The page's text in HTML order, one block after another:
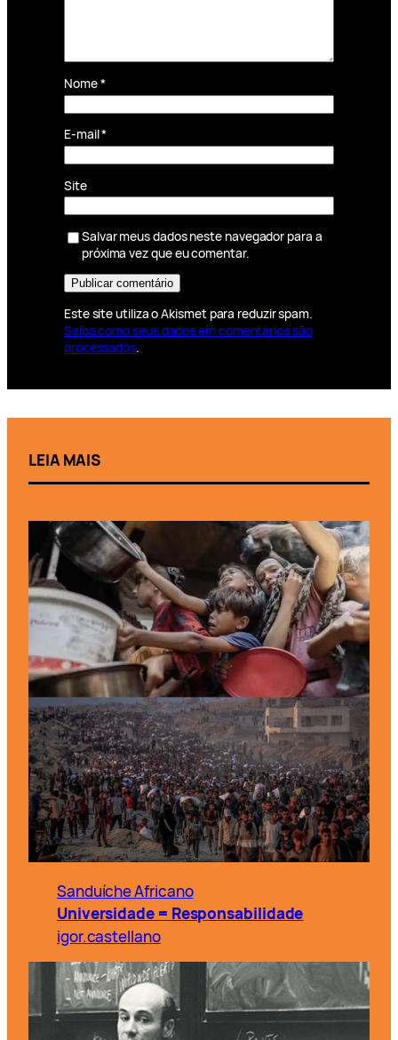
Nome*
E-mail*
Site
Salvar meus dados neste navegador para a
próxima vez que eu comentar.
Este site utiliza o Akismet para reduzir spam.
Saiba como seus dados em comentários são
processados.
LEIA MAIS
Sanduíche Africano
Universidade = Responsabilidade
igor.castellano